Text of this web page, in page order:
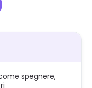
spegnere,